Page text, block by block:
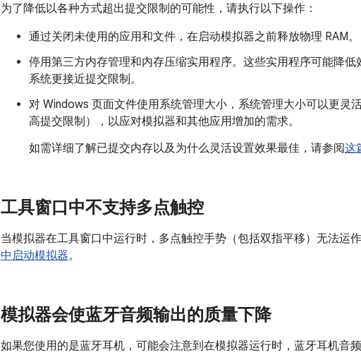
为了降低以各种方式超出提交限制的可能性，请执行以下操作：
通过关闭未使用的应用和文件，在启动模拟器之前释放物理 RAM。
停用第三方内存管理和内存压缩实用程序。这些实用程序可能降
系统更接近提交限制。
对 Windows 页面文件使用系统管理大小，系统管理大小可以更灵
高提交限制），以应对模拟器和其他应用增加的需求。
如需详细了解已提交内存以及为什么灵活设置效果最佳，请参阅这
工具窗口中不支持多点触控
当模拟器在工具窗口中运行时，多点触控手势（包括双指平移）无法运
中启动模拟器。
模拟器会使蓝牙音频输出的质量下降
如果您使用的是蓝牙耳机，可能会注意到在模拟器运行时，蓝牙耳机音